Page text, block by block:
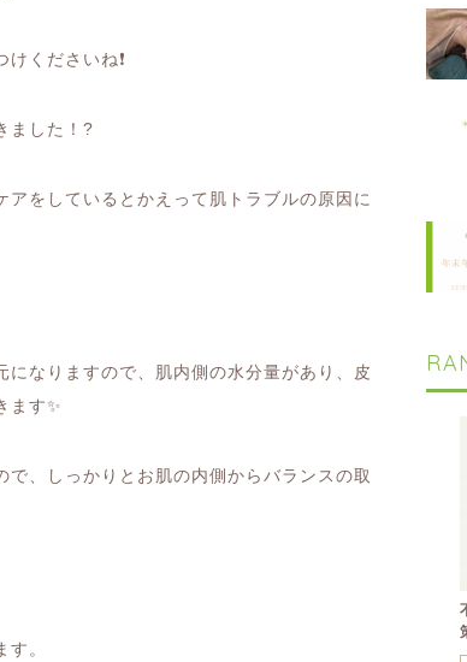
けくださいね❗️
した！ ?
をしているとかえって肌トラブルの原因に
なりますので、肌内側の水分量があり、皮
ます✨
、しっかりとお肌の内側からバランスの取
。